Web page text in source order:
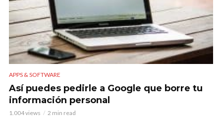
APPS & SOFTWARE
Así puedes pedirle a Google que borre tu
información personal
1.004 views 2 min read